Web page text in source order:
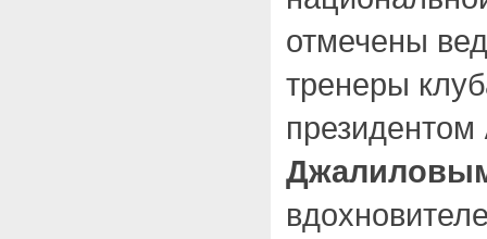
отмечены
тренеры
президентом